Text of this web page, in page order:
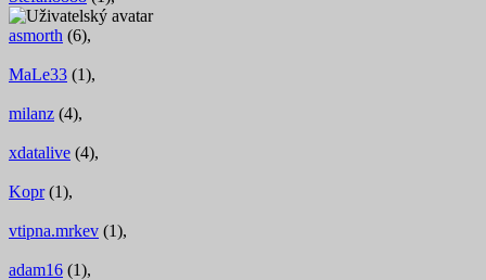
asmorth (6),
MaLe33 (1),
milanz (4),
xdatalive (4),
Kopr(1),
vtipna.mrkev (1),
adam16 (1),